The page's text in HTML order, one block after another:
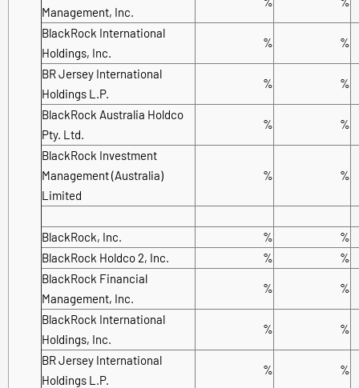
Management, Inc.
BlackRock International
Holdings, Inc.
% %
BR Jersey International
Holdings L.P.
% %
BlackRock Australia Holdco
Pty. Ltd.
% %
BlackRock Investment
Management (Australia)
Limited
% %
BlackRock, Inc. %
%
BlackRock Holdco 2, Inc.
%
%
BlackRock Financial
Management, Inc.
% %
BlackRock International
Holdings, Inc.
% %
BR Jersey International
Holdings L.P.
% %